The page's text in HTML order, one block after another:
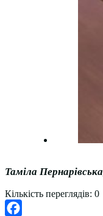
Таміла
Кількість переглядів: 0